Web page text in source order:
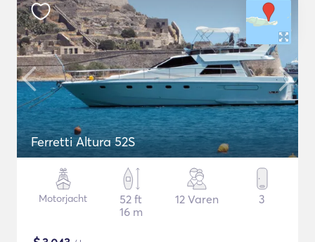
Ferretti Altura 52S
Motorjacht
52 ft
16 m
12 Varen 3